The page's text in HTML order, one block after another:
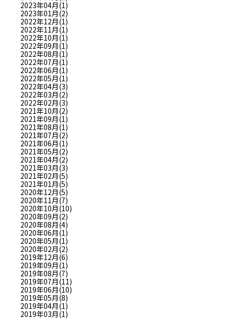
2023年04月(1)
2023年01月(2)
2022年12月(1)
2022年11月(1)
2022年10月(1)
2022年09月(1)
2022年08月(1)
2022年07月(1)
2022年06月(1)
2022年05月(1)
2022年04月(3)
2022年03月(2)
2022年02月(3)
2021年10月(2)
2021年09月(1)
2021年08月(1)
2021年07月(2)
2021年06月(1)
2021年05月(2)
2021年04月(2)
2021年03月(3)
2021年02月(5)
2021年01月(5)
2020年12月(5)
2020年11月(7)
2020年10月(10)
2020年09月(2)
2020年08月(4)
2020年06月(1)
2020年05月(1)
2020年02月(2)
2019年12月(6)
2019年09月(1)
2019年08月(7)
2019年07月(11)
2019年06月(10)
2019年05月(8)
2019年04月(1)
2019年03月(1)